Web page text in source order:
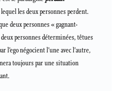
les deux personnes perdent.
deux personnes « gagnant-
personnes déterminées, têtues
l’ego négocient l’une avec l’autre,
toujours par une situation